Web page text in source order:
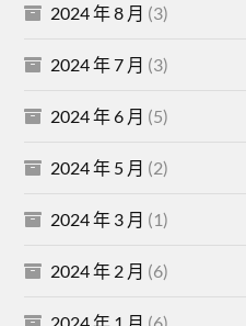
2024 年 8 月 (3)
2024 年 7 月 (3)
2024 年 6 月 (5)
2024 年 5 月 (2)
2024 年 3 月 (1)
2024 年 2 月 (6)
2024 年 1 月 (6)